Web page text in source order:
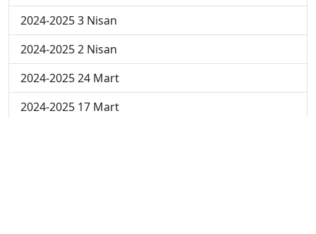
2024-2025 3 Nisan
2024-2025 2 Nisan
2024-2025 24 Mart
2024-2025 17 Mart